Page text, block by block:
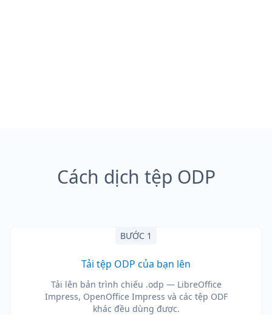
Cách dịch tệp ODP
BƯỚC 1
Tải tệp ODP của bạn lên
Tải lên bản trình chiếu .odp — LibreOffice
Impress, OpenOffice Impress và các tệp ODF
khác đều dùng được.